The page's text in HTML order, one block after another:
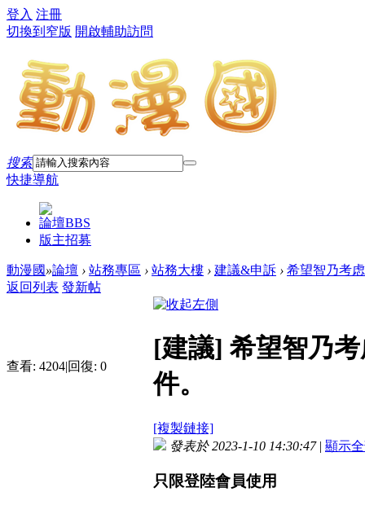
登入 注冊
切換到窄版 開啟輔助訪問
搜索
快捷導航
論壇BBS
版主招募
動漫國»論壇 › 站務專區 › 站務大樓 › 建議&申訴 › 希望智乃考
返回列表 發新帖
查看: 4204|回復: 0
[建議] 希望智乃
件。
[複製鏈接]
發表於 2023-1-10 14:30:47 | 顯示
只限登陸會員使用